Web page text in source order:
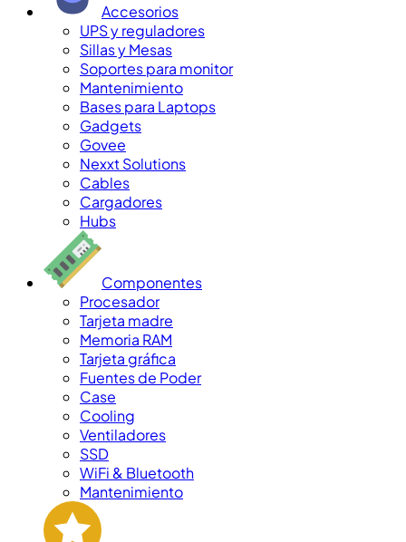
Accesorios
UPS y reguladores
Sillas y Mesas
Soportes para monitor
Mantenimiento
Bases para Laptops
Gadgets
Govee
Nexxt Solutions
Cables
Cargadores
Hubs
Componentes
Procesador
Tarjeta madre
Memoria RAM
Tarjeta gráfica
Fuentes de Poder
Case
Cooling
Ventiladores
SSD
WiFi & Bluetooth
Mantenimiento